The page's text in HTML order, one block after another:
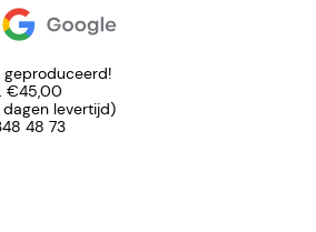
geproduceerd!
€45,00
dagen levertijd)
48 73